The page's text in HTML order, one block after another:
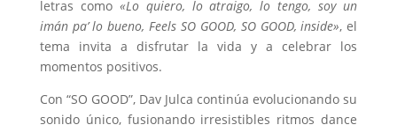
letras como «Lo quiero, lo atraigo, lo tengo, soy un
imán pa’ lo bueno, Feels SO GOOD, SO GOOD, inside», el
tema invita a disfrutar la vida y a celebrar los
momentos positivos.
Con “SO GOOD”, Dav Julca continúa evolucionando su
sonido único, fusionando irresistibles ritmos dance